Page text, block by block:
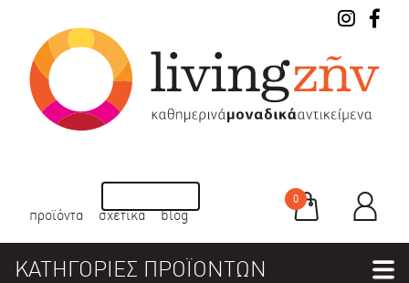
προϊόντα σχετικά blog
0
ΚΑΤΗΓΟΡΙΕΣ ΠΡΟΪΟΝΤΩΝ